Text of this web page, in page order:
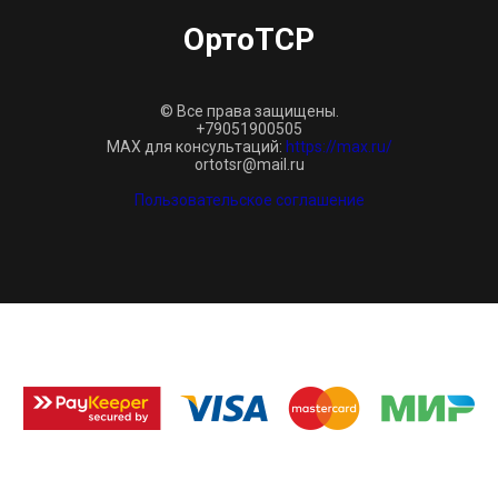
ОртоТСР
© Все права защищены.
+79051900505
MAX для консультаций: https://max.ru/
ortotsr@mail.ru
Пользовательское соглашение